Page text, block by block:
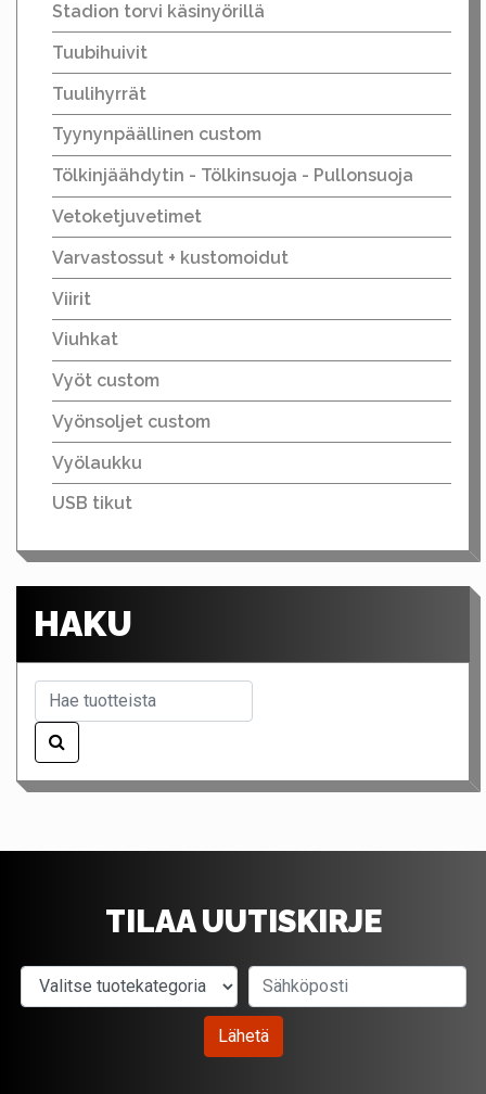
Stadion torvi käsinyörillä
Tuubihuivit
Tuulihyrrät
Tyynynpäällinen custom
Tölkinjäähdytin - Tölkinsuoja - Pullonsuoja
Vetoketjuvetimet
Varvastossut + kustomoidut
Viirit
Viuhkat
Vyöt custom
Vyönsoljet custom
Vyölaukku
USB tikut
HAKU
TILAA UUTISKIRJE
Valitse tuotekategoria
Lähetä